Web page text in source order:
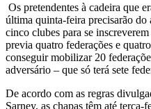
Os pretendentes à cadeira que
última quinta-feira precisarão
cinco clubes para se
previa quatro federações e
conseguir mobilizar 20
adversário – que só terá sete
De acordo com as regras
Sarney, as chapas têm até terça-